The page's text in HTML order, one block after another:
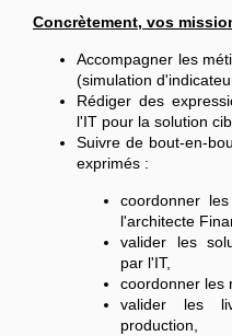
Concrètement, vos
Accompagner les
(simulation
Rédiger des
l'IT pour la solution
Suivre de bout-en-
exprimés :
coordonner
l'architecte
valider les
par l'IT,
coordonner les
valider les
production,